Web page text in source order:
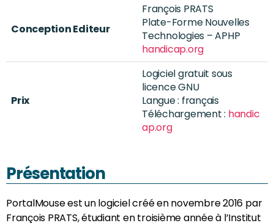
Conception Editeur
François PRATS
Plate-Forme Nouvelles
Technologies – APHP
handicap.org
Prix
Logiciel gratuit sous
licence GNU
Langue : français
Téléchargement : handic
ap.org
Présentation
PortalMouse est un logiciel créé en novembre 2016 par
François PRATS, étudiant en troisième année à l’Institut